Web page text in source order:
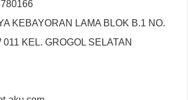
KEBAYORAN LAMA BLOK B.1 NO.
KEL. GROGOL SELATAN